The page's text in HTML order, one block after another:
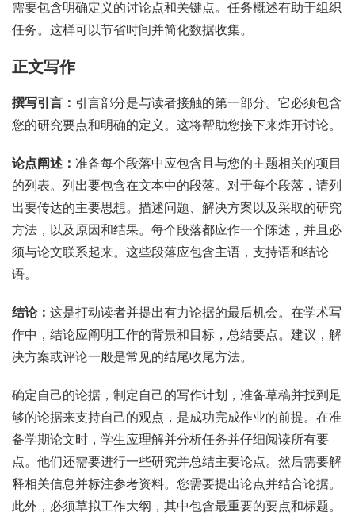
需要包含明确定义的讨论点和关键点。任务概述有助于组织
任务。这样可以节省时间并简化数据收集。
正文写作
撰写引言 ： 引言部分是与读者接触的第一部分。它必须包含
您的研究要点和明确的定义。这将帮助您接下来炸开讨论。
论点阐述： 准备每个段落中应包含且与您的主题相关的项目
的列表。列出要包含在文本中的段落。对于每个段落，请列
出要传达的主要思想。描述问题、解决方案以及采取的研究
方法，以及原因和结果。每个段落都应作一个陈述，并且必
须与论文联系起来。这些段落应包含主语，支持语和结论
语。
结论： 这是打动读者并提出有力论据的最后机会。在学术写
作中，结论应阐明工作的背景和目标，总结要点。建议，解
决方案或评论一般是常见的结尾收尾方法。
确定自己的论据，制定自己的写作计划，准备草稿并找到足
够的论据来支持自己的观点，是成功完成作业的前提。在准
备学期论文时，学生应理解并分析任务并仔细阅读所有要
点。他们还需要进行一些研究并总结主要论点。然后需要解
释相关信息并标注参考资料。您需要提出论点并结合论据。
此外，必须草拟工作大纲，其中包含最重要的要点和标题。